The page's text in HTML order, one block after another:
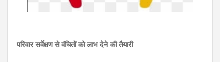
परिवार सर्वेक्षण से वंचितों को लाभ देने की तैयारी